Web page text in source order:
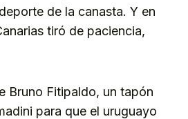
de la canasta. Y en
tiró de paciencia,
Bruno Fitipaldo, un tapón
para que el uruguayo